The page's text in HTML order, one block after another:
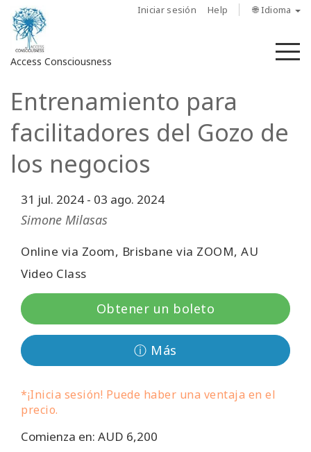
Iniciar sesión Help 🌐 Idioma
Access Consciousness
Iniciar
en
cuenta
Sobre
nosotros
Las
de
Regiones
Clases
Facilitadores
Shop
Entrenamiento para
facilitadores del Gozo de
los negocios
31 jul. 2024 - 03 ago. 2024
Simone Milasas
Online via Zoom, Brisbane via ZOOM, AU
Video Class
Obtener un boleto
ⓘ Más
*¡Inicia sesión! Puede haber una ventaja en el
precio.
Comienza en: AUD 6,200